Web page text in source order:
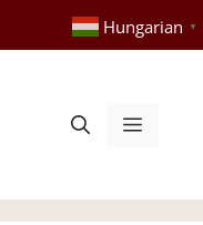
Hungarian ▼
Menü